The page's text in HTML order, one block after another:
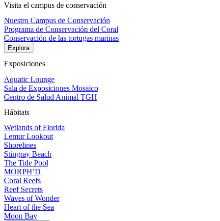
Visita el campus de conservación
Nuestro Campus de Conservación
Programa de Conservación del Coral
Conservación de las tortugas marinas
Explora
Exposiciones
Aquatic Lounge
Sala de Exposiciones Mosaico
Centro de Salud Animal TGH
Hábitats
Wetlands of Florida
Lemur Lookout
Shorelines
Stingray Beach
The Tide Pool
MORPH’D
Coral Reefs
Reef Secrets
Waves of Wonder
Heart of the Sea
Moon Bay